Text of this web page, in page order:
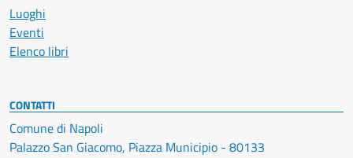
Luoghi
Eventi
Elenco libri
CONTATTI
Comune di Napoli
Palazzo San Giacomo, Piazza Municipio - 80133